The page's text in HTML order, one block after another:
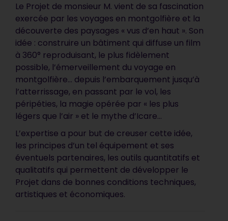
Le Projet de monsieur M. vient de sa fascination
exercée par les voyages en montgolfière et la
découverte des paysages « vus d’en haut ». Son
idée : construire un bâtiment qui diffuse un film
à 360° reproduisant, le plus fidèlement
possible, l’émerveillement du voyage en
montgolfière… depuis l’embarquement jusqu’à
l’atterrissage, en passant par le vol, les
péripéties, la magie opérée par « les plus
légers que l’air » et le mythe d’Icare…
L’expertise a pour but de creuser cette idée,
les principes d’un tel équipement et ses
éventuels partenaires, les outils quantitatifs et
qualitatifs qui permettent de développer le
Projet dans de bonnes conditions techniques,
artistiques et économiques.